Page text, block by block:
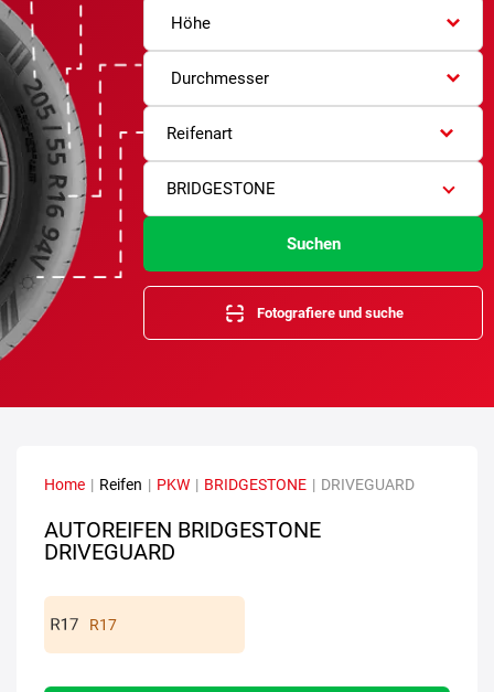
Höhe
Durchmesser
Reifenart
BRIDGESTONE
Suchen
Fotografiere und suche
Home | Reifen | PKW | BRIDGESTONE | DRIVEGUARD
AUTOREIFEN BRIDGESTONE
DRIVEGUARD
R17